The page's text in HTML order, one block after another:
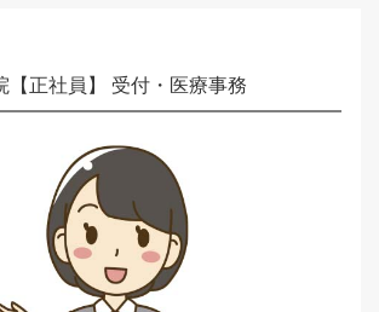
【正社員】 受付・医療事務